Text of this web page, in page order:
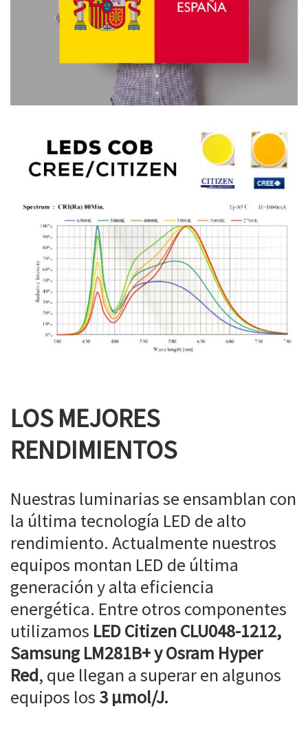
LOS MEJORES
RENDIMIENTOS
Nuestras luminarias se ensamblan con
la última tecnología LED de alto
rendimiento. Actualmente nuestros
equipos montan LED de última
generación y alta eficiencia
energética. Entre otros componentes
utilizamos LED Citizen CLU048-1212,
Samsung LM281B+ y Osram Hyper
Red, que llegan a superar en algunos
equipos los 3 µmol/J.